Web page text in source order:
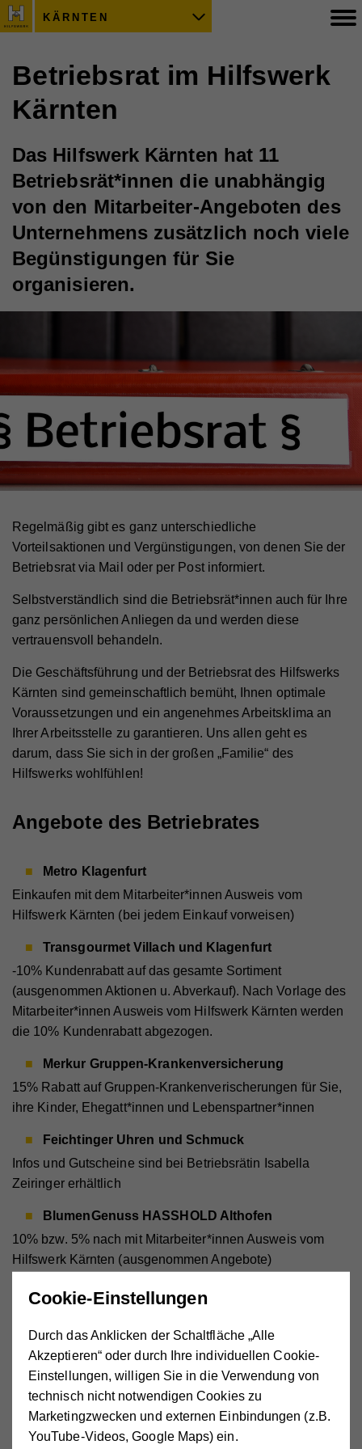
KÄRNTEN
Betriebsrat im Hilfswerk
Kärnten
Das Hilfswerk Kärnten hat 11
Betriebsrät*innen die unabhängig
von den Mitarbeiter-Angeboten des
Unternehmens zusätzlich noch viele
Begünstigungen für Sie
organisieren.
Regelmäßig gibt es ganz unterschiedliche
Vorteilsaktionen und Vergünstigungen, von denen Sie der
Betriebsrat via Mail oder per Post informiert.
Selbstverständlich sind die Betriebsrät*innen auch für Ihre
ganz persönlichen Anliegen da und werden diese
vertrauensvoll behandeln.
Die Geschäftsführung und der Betriebsrat des Hilfswerks
Kärnten sind gemeinschaftlich bemüht, Ihnen optimale
Voraussetzungen und ein angenehmes Arbeitsklima an
Ihrer Arbeitsstelle zu garantieren. Uns allen geht es
darum, dass Sie sich in der großen „Familie“ des
Hilfswerks wohlfühlen!
Angebote des Betriebrates
Metro Klagenfurt
Einkaufen mit dem Mitarbeiter*innen Ausweis vom
Hilfswerk Kärnten (bei jedem Einkauf vorweisen)
Transgourmet Villach und Klagenfurt
-10% Kundenrabatt auf das gesamte Sortiment
(ausgenommen Aktionen u. Abverkauf). Nach Vorlage des
Mitarbeiter*innen Ausweis vom Hilfswerk Kärnten werden
die 10% Kundenrabatt abgezogen.
Merkur Gruppen-Krankenversicherung
15% Rabatt auf Gruppen-Krankenverischerungen für Sie,
ihre Kinder, Ehegatt*innen und Lebenspartner*innen
Feichtinger Uhren und Schmuck
Infos und Gutscheine sind bei Betriebsrätin Isabella
Zeiringer erhältlich
BlumenGenuss HASSHOLD Althofen
10% bzw. 5% nach mit Mitarbeiter*innen Ausweis vom
Hilfswerk Kärnten (ausgenommen Angebote)
Manavita Aromamanufaktur
www.manavita.at/shopmit dem Gutscheincode „Hilfswerk“
Fischl Apotheke
10% Rabatt auf alle privaten Einkäufe (Rezeptgebühren
sind ausgeschlossen)
Sonnenapotheke Klagenfurt
Cookie-Einstellungen
Durch das Anklicken der Schaltfläche „Alle
Akzeptieren“ oder durch Ihre individuellen Cookie-
Einstellungen, willigen Sie in die Verwendung von
technisch nicht notwendigen Cookies zu
Marketingzwecken und externen Einbindungen (z.B.
YouTube-Videos, Google Maps) ein.